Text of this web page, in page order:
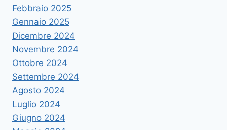
Febbraio 2025
Gennaio 2025
Dicembre 2024
Novembre 2024
Ottobre 2024
Settembre 2024
Agosto 2024
Luglio 2024
Giugno 2024